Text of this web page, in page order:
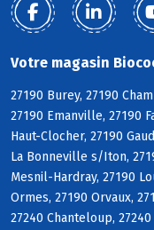
Votre magasin
27190 Burey, 27190
27190 Emanville, 27190
Haut-Clocher, 27190
La Bonneville s/Iton,
Mesnil-Hardray, 27190
Ormes, 27190 Orvaux,
27240 Chanteloup,